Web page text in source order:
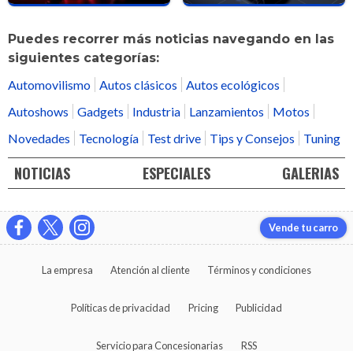
Puedes recorrer más noticias navegando en las
siguientes categorías:
Automovilismo
Autos clásicos
Autos ecológicos
Autoshows
Gadgets Industria Lanzamientos
Motos
Novedades
Tecnología Test drive Tips y Consejos Tuning
NOTICIAS ESPECIALES GALERIAS
Vende tu carro
La empresa Atención al cliente Términos y condiciones
Políticas de privacidad Pricing Publicidad
Servicio para Concesionarias RSS